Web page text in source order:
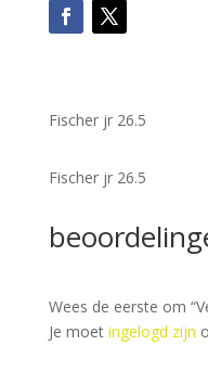
Fischer jr 26.5
Fischer jr 26.5
Wees de eerste om
Je moet ingelogd zijn